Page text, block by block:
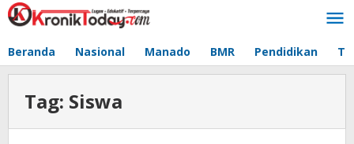
Lewati
ke
Beranda Nasional Manado BMR Pendidikan
Tag: Siswa